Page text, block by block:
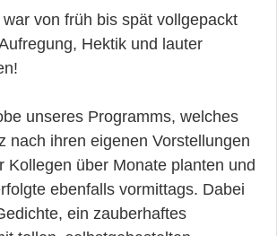
von früh bis spät vollgepackt
Hektik und lauter
unseres Programms, welches
nach ihren eigenen Vorstellungen
Kollegen über Monate planten und
ebenfalls vormittags. Dabei
ein zauberhaftes